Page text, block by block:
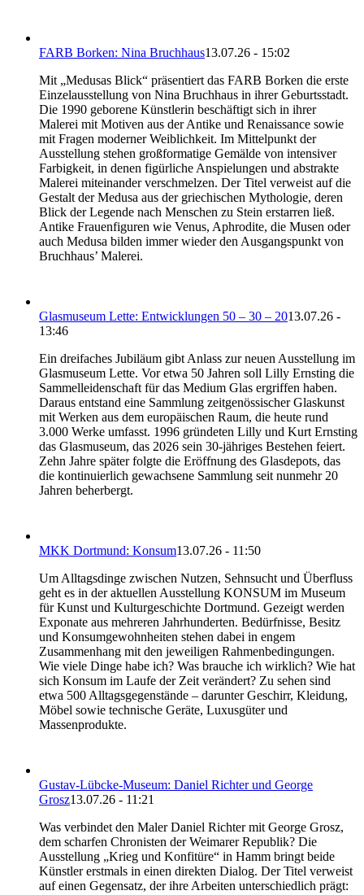
FARB Borken: Nina Bruchhaus13.07.26 - 15:02
Mit „Medusas Blick“ präsentiert das FARB Borken die erste
Einzelausstellung von Nina Bruchhaus in ihrer Geburtsstadt.
Die 1990 geborene Künstlerin beschäftigt sich in ihrer
Malerei mit Motiven aus der Antike und Renaissance sowie
mit Fragen moderner Weiblichkeit. Im Mittelpunkt der
Ausstellung stehen großformatige Gemälde von intensiver
Farbigkeit, in denen figürliche Anspielungen und abstrakte
Malerei miteinander verschmelzen. Der Titel verweist auf die
Gestalt der Medusa aus der griechischen Mythologie, deren
Blick der Legende nach Menschen zu Stein erstarren ließ.
Antike Frauenfiguren wie Venus, Aphrodite, die Musen oder
auch Medusa bilden immer wieder den Ausgangspunkt von
Bruchhaus’ Malerei.
Glasmuseum Lette: Entwicklungen 50 – 30 – 2013.07.26 -
13:46
Ein dreifaches Jubiläum gibt Anlass zur neuen Ausstellung im
Glasmuseum Lette. Vor etwa 50 Jahren soll Lilly Ernsting die
Sammelleidenschaft für das Medium Glas ergriffen haben.
Daraus entstand eine Sammlung zeitgenössischer Glaskunst
mit Werken aus dem europäischen Raum, die heute rund
3.000 Werke umfasst. 1996 gründeten Lilly und Kurt Ernsting
das Glasmuseum, das 2026 sein 30-jähriges Bestehen feiert.
Zehn Jahre später folgte die Eröffnung des Glasdepots, das
die kontinuierlich gewachsene Sammlung seit nunmehr 20
Jahren beherbergt.
MKK Dortmund: Konsum13.07.26 - 11:50
Um Alltagsdinge zwischen Nutzen, Sehnsucht und Überfluss
geht es in der aktuellen Ausstellung KONSUM im Museum
für Kunst und Kulturgeschichte Dortmund. Gezeigt werden
Exponate aus mehreren Jahrhunderten. Bedürfnisse, Besitz
und Konsumgewohnheiten stehen dabei in engem
Zusammenhang mit den jeweiligen Rahmenbedingungen.
Wie viele Dinge habe ich? Was brauche ich wirklich? Wie hat
sich Konsum im Laufe der Zeit verändert? Zu sehen sind
etwa 500 Alltagsgegenstände – darunter Geschirr, Kleidung,
Möbel sowie technische Geräte, Luxusgüter und
Massenprodukte.
Gustav-Lübcke-Museum: Daniel Richter und George
Grosz13.07.26 - 11:21
Was verbindet den Maler Daniel Richter mit George Grosz,
dem scharfen Chronisten der Weimarer Republik? Die
Ausstellung „Krieg und Konfitüre“ in Hamm bringt beide
Künstler erstmals in einen direkten Dialog. Der Titel verweist
auf einen Gegensatz, der ihre Arbeiten unterschiedlich prägt: